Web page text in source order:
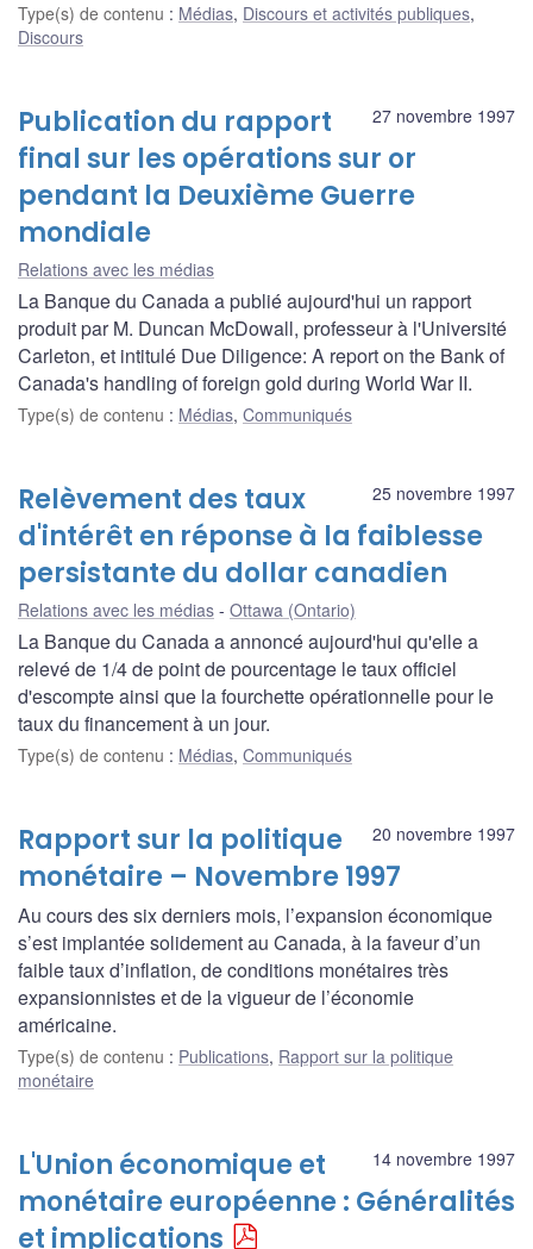
Type(s) de contenu : Médias, Discours et activités publiques,
Discours
27 novembre 1997
Publication du rapport
final sur les opérations sur or
pendant la Deuxième Guerre
mondiale
Relations avec les médias
La Banque du Canada a publié aujourd'hui un rapport
produit par M. Duncan McDowall, professeur à l'Université
Carleton, et intitulé Due Diligence: A report on the Bank of
Canada's handling of foreign gold during World War II.
Type(s) de contenu : Médias, Communiqués
25 novembre 1997
Relèvement des taux
d'intérêt en réponse à la faiblesse
persistante du dollar canadien
Relations avec les médias Ottawa (Ontario)
La Banque du Canada a annoncé aujourd'hui qu'elle a
relevé de 1/4 de point de pourcentage le taux officiel
d'escompte ainsi que la fourchette opérationnelle pour le
taux du financement à un jour.
Type(s) de contenu : Médias, Communiqués
20 novembre 1997
Rapport sur la politique
monétaire – Novembre 1997
Au cours des six derniers mois, l’expansion économique
s’est implantée solidement au Canada, à la faveur d’un
faible taux d’inflation, de conditions monétaires très
expansionnistes et de la vigueur de l’économie
américaine.
Type(s) de contenu : Publications, Rapport sur la politique
monétaire
14 novembre 1997
L'Union économique et
monétaire européenne : Généralités
et implications